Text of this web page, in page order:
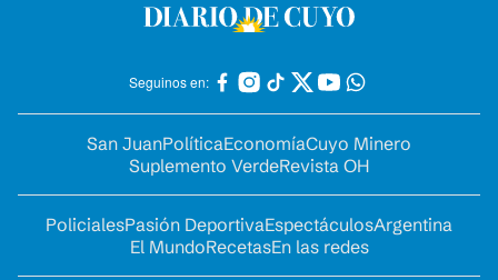
Seguinos en:
San JuanPolíticaEconomíaCuyo Minero
Suplemento VerdeRevista OH
PolicialesPasión DeportivaEspectáculosArgentina
El MundoRecetasEn las redes